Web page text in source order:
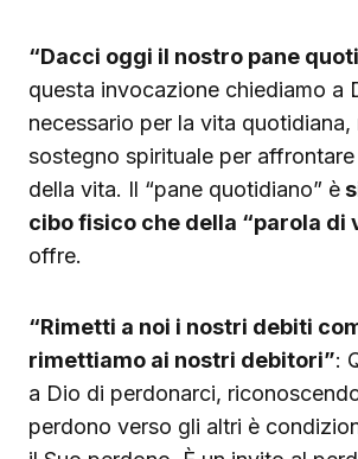
“Dacci oggi il nostro pane
questa invocazione chiediamo a
necessario per la vita quotidiana,
sostegno spirituale per
della vita. Il “pane quotidiano” è
cibo fisico che della “parola di
offre.
“Rimetti a noi i nostri debiti
rimettiamo ai nostri debitori”:
a Dio di perdonarci,
perdono verso gli altri è